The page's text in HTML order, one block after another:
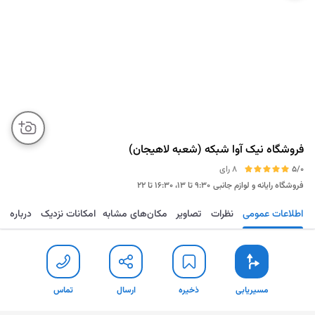
فروشگاه نیک آوا شبکه (شعبه لاهیجان)
5/0
8 رای
فروشگاه رایانه و لوازم جانبی ۹:۳۰ تا ۱۳، ۱۶:۳۰ تا ۲۲
مسیریابی ذخیره ارسال تماس اطلاعات عمومی نظرات تصاویر مکان‌های مشابه امکانات نزدیک درباره
مسیریابی ذخیره ارسال تماس